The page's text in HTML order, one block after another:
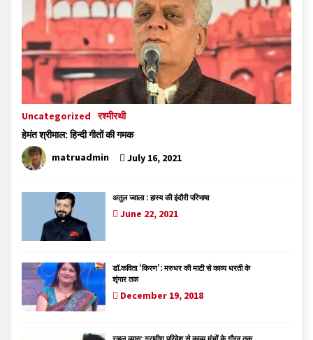
Uncategorized
रश्मीरथी
हेमंत श्रीमाल: हिन्दी गीतों की गमक
matruadmin
July 16, 2021
अतुल ज्वाला : हास्य की इंदौरी परिभाषा
June 22, 2021
डॉ.कविता ‘किरण’: मरुधर की माटी से काव्य धरती के
शृंगार तक
December 19, 2018